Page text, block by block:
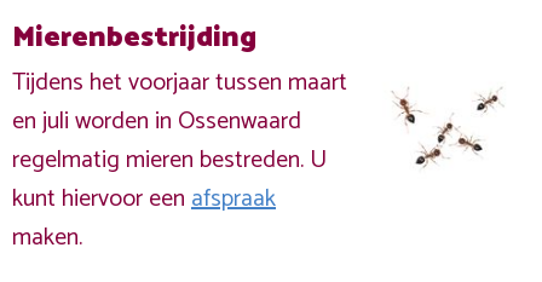
Mierenbestrijding
Tijdens het voorjaar tussen maart
en juli worden in Ossenwaard
regelmatig mieren bestreden. U
kunt hiervoor eenafspraak
maken.